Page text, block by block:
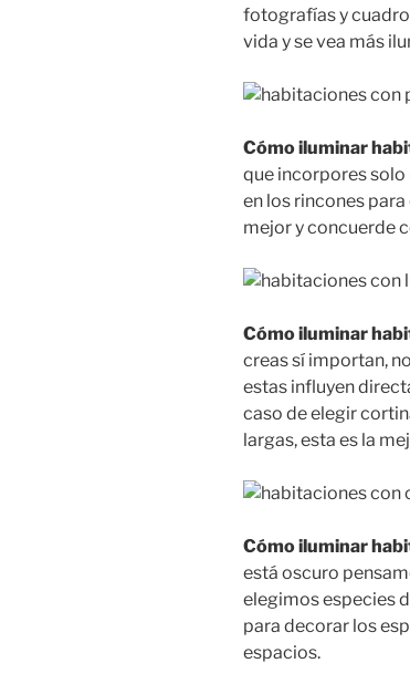
fotografías y
vida y se vea más
Cómo iluminar
que incorpores solo
en los rincones
mejor y concuerde
Cómo iluminar
creas sí importan,
estas influyen
caso de elegir
largas, esta es la
Cómo iluminar
está oscuro
elegimos especies
para decorar los
espacios.